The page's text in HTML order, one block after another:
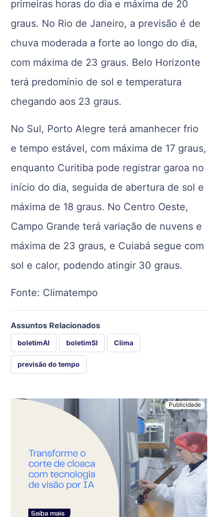
primeiras horas do dia e máxima de 20
graus. No Rio de Janeiro, a previsão é de
chuva moderada a forte ao longo do dia,
com máxima de 23 graus. Belo Horizonte
terá predomínio de sol e temperatura
chegando aos 23 graus.
No Sul, Porto Alegre terá amanhecer frio
e tempo estável, com máxima de 17 graus,
enquanto Curitiba pode registrar garoa no
início do dia, seguida de abertura de sol e
máxima de 18 graus. No Centro Oeste,
Campo Grande terá variação de nuvens e
máxima de 23 graus, e Cuiabá segue com
sol e calor, podendo atingir 30 graus.
Fonte: Climatempo
Assuntos Relacionados
boletimAI boletimSI Clima
previsão do tempo